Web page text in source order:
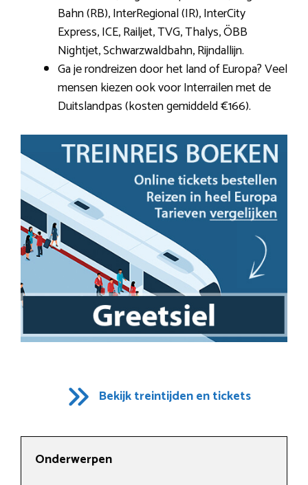
Bahn (RB), InterRegional (IR), InterCity
Express, ICE, Railjet, TVG, Thalys, ÖBB
Nightjet, Schwarzwaldbahn, Rijndallijn.
Ga je rondreizen door het land of Europa? Veel
mensen kiezen ook voor Interrailen met de
Duitslandpas (kosten gemiddeld €166).
Bekijk treintijden en tickets
Onderwerpen